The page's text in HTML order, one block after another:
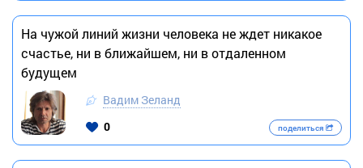
На чужой линий жизни человека не ждет никакое
счастье, ни в ближайшем, ни в отдаленном
будущем
Вадим Зеланд
0
поделиться